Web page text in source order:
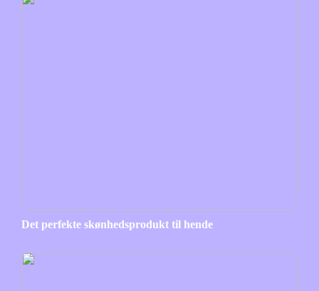
Det perfekte skønhedsprodukt til hende